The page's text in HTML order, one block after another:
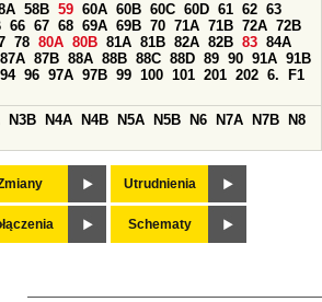
58B 59 60A 60B 60C 60D 61 62 63
66 67 68 69A 69B 70 71A 71B 72A 72B
78 80A 80B 81A 81B 82A 82B 83 84A
87A 87B 88A 88B 88C 88D 89 90 91A 91B
94 96 97A 97B 99 100 101 201 202 6.
F1
N3B N4A N4B N5A N5B N6 N7A N7B
N8
Utrudnienia
Schematy